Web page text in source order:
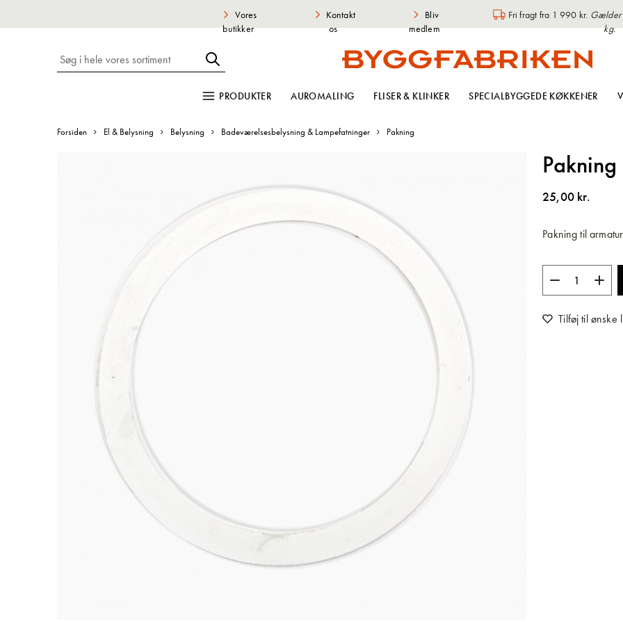
Vores
butikker
Kontakt
os
Bliv
medlem
Fri fragt fra 1 990 kr. Gælder
kg.
PRODUKTER AUROMALING FLISER & KLINKER SPECIALBYGGEDE KØKKENER
Forsiden El & Belysning Belysning Badeværelsesbelysning & Lampefatninger Pakning
Pakning
25,00 kr.
Pakning til
Tilføj til ønske